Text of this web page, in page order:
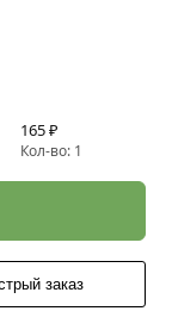
165 ₽
Кол-во: 1
заказ